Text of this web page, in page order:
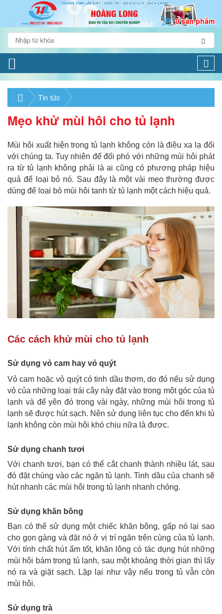
0 sản phẩm
Tin tức
Mẹo khử mùi hôi cho tủ lạnh
Mùi hôi xuất hiện trong tủ lạnh không còn là điều xa lạ đối
với chúng ta. Tuy nhiên để đối phó với những mùi hôi phát
ra từ tủ lạnh không phải là ai cũng có phương pháp hiệu
quả để loại bỏ nó. Sau đây là một vài mẹo thường được
dùng để loại bỏ mùi hôi tanh từ tủ lạnh một cách hiệu quả.
Các cách khử mùi cho tủ lạnh
Sử dụng vỏ cam hay vỏ quýt
Vỏ cam hoặc vỏ quýt có tinh dầu thơm, do đó nếu sử dụng
vỏ của những loại trái cây này đặt vào trong một góc của tủ
lạnh và để yên đó trong vài ngày, những mùi hôi trong tủ
lạnh sẽ được hút sạch. Nên sử dụng liên tục cho đến khi tủ
lạnh không còn mùi hôi khó chịu nữa là được.
Sử dụng chanh tươi
Với chanh tươi, bạn có thể cắt chanh thành nhiều lát, sau
đó đặt chúng vào các ngăn tủ lạnh. Tinh dầu của chanh sẽ
hút nhanh các mùi hôi trong tủ lạnh nhanh chóng.
Sử dụng khăn bông
Bạn có thể sử dụng một chiếc khăn bông, gấp nó lại sao
cho gọn gàng và đặt nó ở vị trí ngăn trên cùng của tủ lạnh.
Với tính chất hút ẩm tốt, khăn lông có tác dụng hút những
mùi hôi bám trong tủ lạnh, sau một khoảng thời gian thì lấy
nó ra và giặt sạch. Lặp lại như vậy nếu trong tủ vẫn còn
mùi hôi.
Sử dụng trà